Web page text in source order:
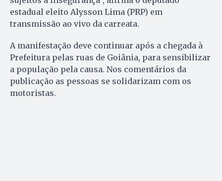
estadual eleito Alysson Lima (PRP) em
transmissão ao vivo da carreata.
A manifestação deve continuar após a chegada à
Prefeitura pelas ruas de Goiânia, para sensibilizar
a população pela causa. Nos comentários da
publicação as pessoas se solidarizam com os
motoristas.